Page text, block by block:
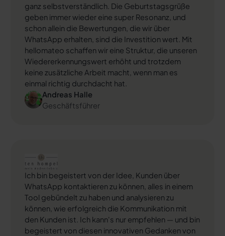
ganz selbstverständlich. Die Geburtstagsgrüße
geben immer wieder eine super Resonanz, und
schon allein die Bewertungen, die wir über
WhatsApp erhalten, sind die Investition wert. Mit
hellomateo schaffen wir eine Struktur, die unseren
Wiedererkennungswert erhöht und trotzdem
keine zusätzliche Arbeit macht, wenn man es
einmal richtig durchdacht hat.
Andreas Halle
Geschäftsführer
Ich bin begeistert von der Idee, Kunden über
WhatsApp kontaktieren zu können, alles in einem
Tool gebündelt zu haben und analysieren zu
können, wie erfolgreich die Kommunikation mit
den Kunden ist. Ich kann's nur empfehlen — und bin
begeistert von diesen innovativen Gedanken von